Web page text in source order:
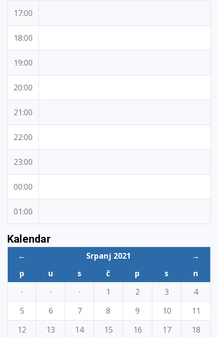
17:00
18:00
19:00
20:00
21:00
22:00
23:00
00:00
01:00
Kalendar
← Srpanj 2021
→
p
u s č p s
n
·
· · 1 2 3
4
5
6 7 8 9 10
11
12
13 14 15 16 17
18